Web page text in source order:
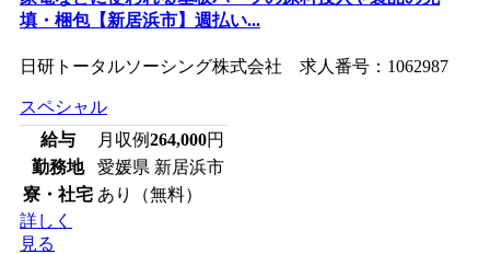
填・梱包【新居浜市】週払い...
日研トータルソーシング株式会社 求人番号：1062987
スペシャル
給与
月収例264,000円
勤務地
愛媛県 新居浜市
寮・社宅 あり（無料）
詳しく
見る